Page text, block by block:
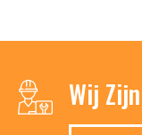
Wij